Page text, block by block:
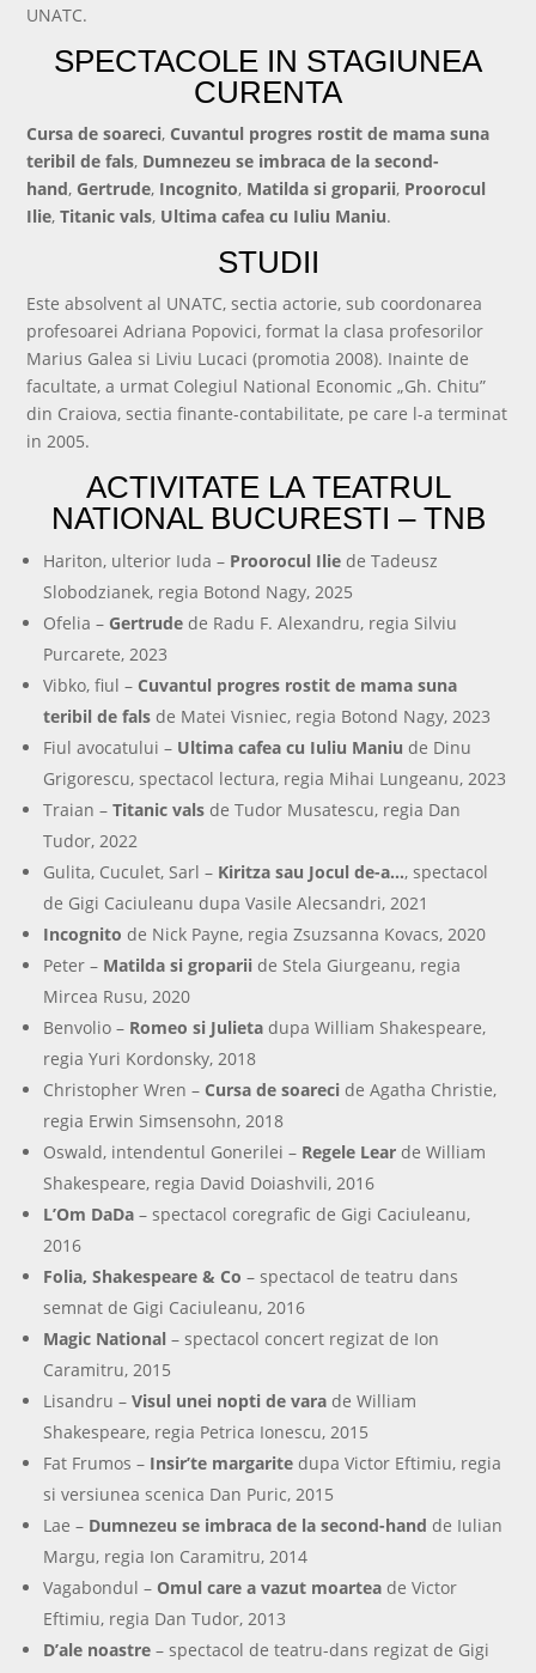
UNATC.
SPECTACOLE IN STAGIUNEA
CURENTA
Cursa de soareci, Cuvantul progres rostit de mama suna
teribil de fals, Dumnezeu se imbraca de la second-
hand, Gertrude, Incognito, Matilda si groparii, Proorocul
Ilie,Titanic vals, Ultima cafea cu Iuliu Maniu.
STUDII
Este absolvent al UNATC, sectia actorie, sub coordonarea
profesoarei Adriana Popovici, format la clasa profesorilor
Marius Galea si Liviu Lucaci (promotia 2008). Inainte de
facultate, a urmat Colegiul National Economic „Gh. Chitu”
din Craiova, sectia finante-contabilitate, pe care l-a terminat
in 2005.
ACTIVITATE LA TEATRUL
NATIONAL BUCURESTI – TNB
Hariton, ulterior Iuda – Proorocul Ilie de Tadeusz
Slobodzianek, regia Botond Nagy, 2025
Ofelia – Gertrude de Radu F. Alexandru, regia Silviu
Purcarete, 2023
Vibko, fiul – Cuvantul progres rostit de mama suna
teribil de fals de Matei Visniec, regia Botond Nagy, 2023
Fiul avocatului – Ultima cafea cu Iuliu Maniu de Dinu
Grigorescu, spectacol lectura, regia Mihai Lungeanu, 2023
Traian –Titanic vals de Tudor Musatescu, regia Dan
Tudor, 2022
Gulita, Cuculet, Sarl – Kiritza sau Jocul de-a…, spectacol
de Gigi Caciuleanu dupa Vasile Alecsandri, 2021
Incognito de Nick Payne, regia Zsuzsanna Kovacs, 2020
Peter – Matilda si groparii de Stela Giurgeanu, regia
Mircea Rusu, 2020
Benvolio – Romeo si Julieta dupa William Shakespeare,
regia Yuri Kordonsky, 2018
Christopher Wren – Cursa de soareci de Agatha Christie,
regia Erwin Simsensohn, 2018
Oswald, intendentul Gonerilei – Regele Lear de William
Shakespeare, regia David Doiashvili, 2016
L’Om DaDa – spectacol coregrafic de Gigi Caciuleanu,
2016
Folia, Shakespeare & Co – spectacol de teatru dans
semnat de Gigi Caciuleanu, 2016
Magic National – spectacol concert regizat de Ion
Caramitru, 2015
Lisandru –Visul unei nopti de vara de William
Shakespeare, regia Petrica Ionescu, 2015
Fat Frumos – Insir’te margarite dupa Victor Eftimiu, regia
si versiunea scenica Dan Puric, 2015
Lae – Dumnezeu se imbraca de la second-hand de Iulian
Margu, regia Ion Caramitru, 2014
Vagabondul – Omul care a vazut moartea de Victor
Eftimiu, regia Dan Tudor, 2013
D’ale noastre – spectacol de teatru-dans regizat de Gigi